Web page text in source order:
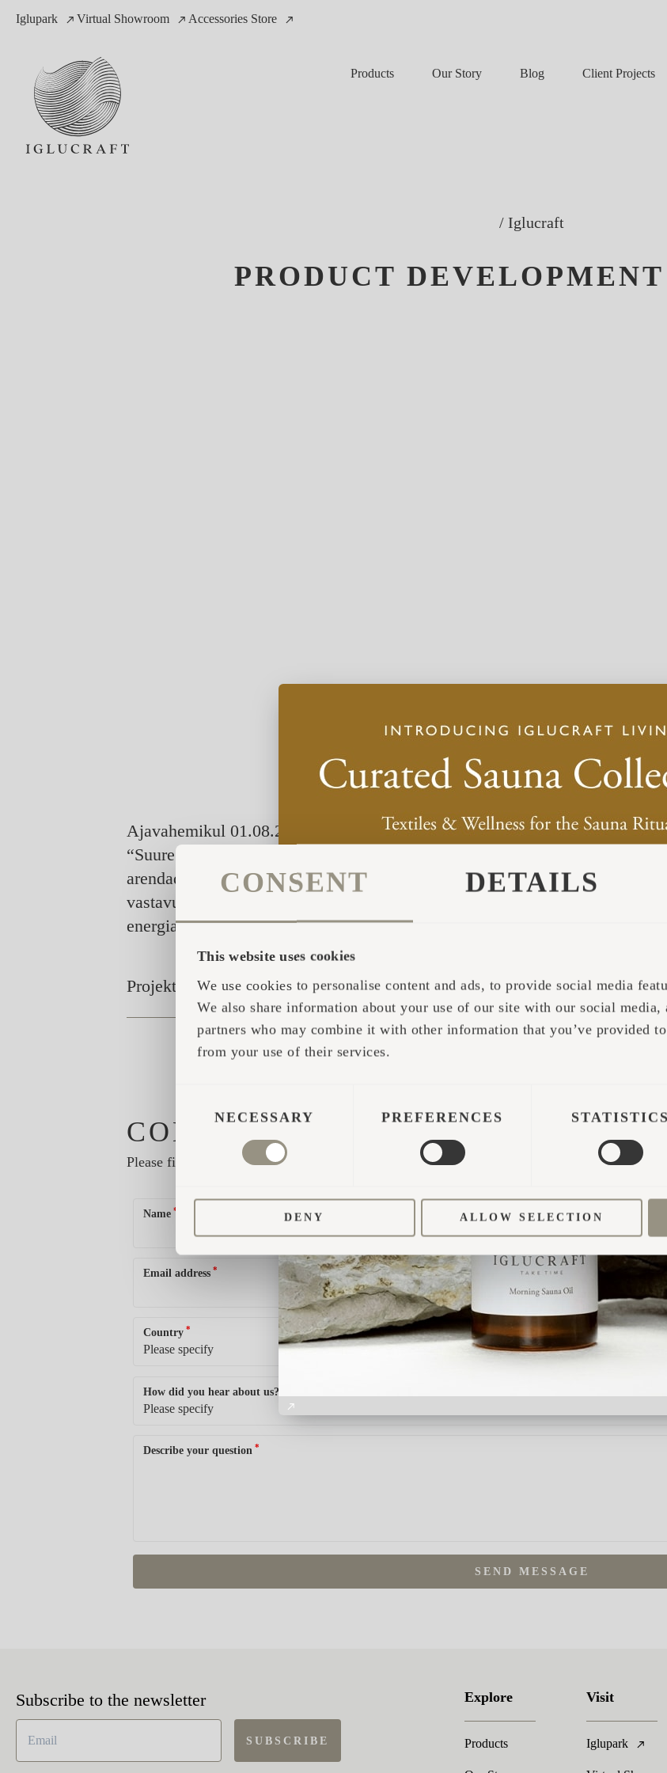
CONSENT DETAILS
This website uses cookies
We use cookies to personalise content and ads, to provide social media
We also share information about your use of our site with our social media,
partners who may combine it with other information that you’ve provided
from your use of their services.
SELECTION
NECESSARY PREFERENCES STATISTICS
DENY ALLOW SELECTION
Iglupark Virtual Showroom Accessories Store
Products Our Story Blog Client Projects
/ Iglucraft
PRODUCT
Ajavahemikul 01.08.2025 - 31.01.2027 viib Iglufactory OÜ ellu
“Suure Iglumaja Tootearendus“ mille eesmärgiks on siseneda USA kõrge
arendades välja uue, aastaringseks püsielamiseks sobiva Suure Iglumaja
vastavusse USA tehniliste ja regulatiivsete nõuetega. Projekti tulemusel
energiatõhus ja aastaringseks kasutamiseks mõeldud väikemaja, mis vastab
Projekti on rahastanud Euroopa Liit 163 319,80 € suuruse kaasrahastusega.
CONTACT FORM
Please fill in your data and we will contact you with further help or details.
Name *
Email address *
Country * Phone number *
How did you hear about us?
Describe your question *
SEND MESSAGE
Subscribe to the newsletter
SUBSCRIBE
Explore
Products
Visit
Iglupark